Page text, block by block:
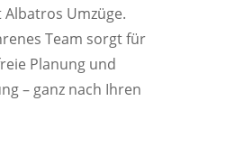
Umzüge.
Team sorgt für
Planung und
– ganz nach Ihren